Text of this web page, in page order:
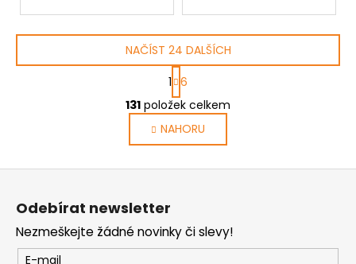
O
v
l
á
d
p
r
NAČÍST 24 DALŠÍCH
S
t
r
á
n
k
1 6
131 položek celkem
NAHORU
Z
Odebírat newsletter
Nezmeškejte žádné novinky či slevy!
E-mail